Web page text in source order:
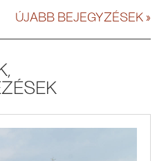
ÚJABB BEJEGYZÉSEK »